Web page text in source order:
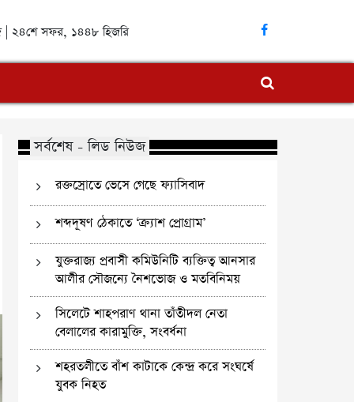
| ২৪শে সফর, ১৪৪৮ হিজরি
সর্বশেষ - লিড নিউজ
রক্তস্রোতে ভেসে গেছে ফ্যাসিবাদ
শব্দদূষণ ঠেকাতে ‘ক্র্যাশ প্রোগ্রাম’
যুক্তরাজ্য প্রবাসী কমিউনিটি ব্যক্তিত্ব আনসার
আলীর সৌজন্যে নৈশভোজ ও মতবিনিময়
সিলেটে শাহপরাণ থানা তাঁতীদল নেতা
বেলালের কারামুক্তি, সংবর্ধনা
শহরতলীতে বাঁশ কাটাকে কেন্দ্র করে সংঘর্ষে
যুবক নিহত